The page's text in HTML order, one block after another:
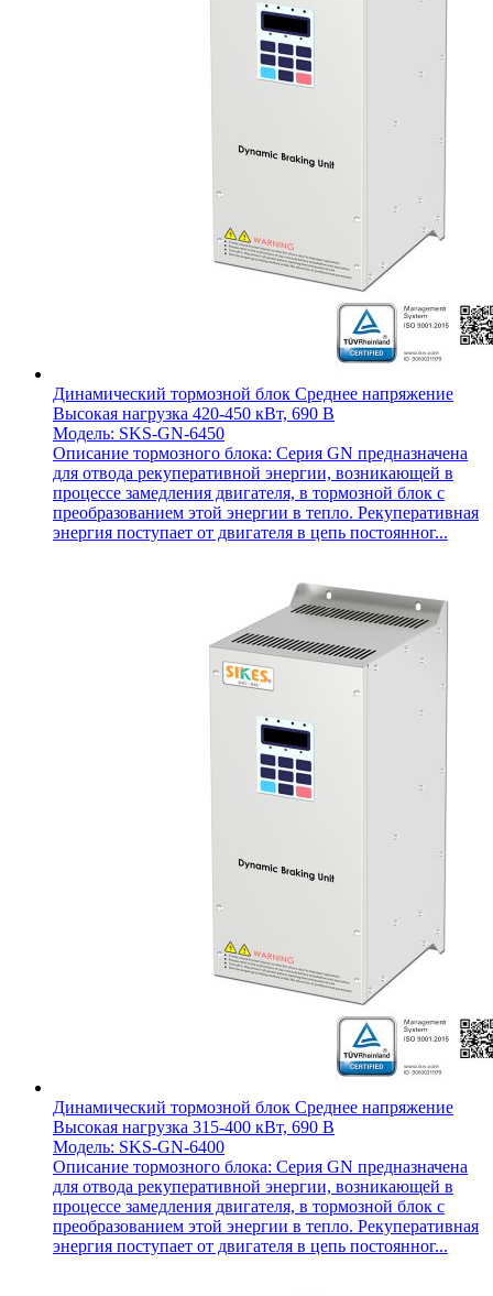
Динамический тормозной блок Среднее напряжение
Высокая нагрузка 420-450 кВт, 690 В
Модель: SKS-GN-6450
Описание тормозного блока: Серия GN предназначена
для отвода рекуперативной энергии, возникающей в
процессе замедления двигателя, в тормозной блок с
преобразованием этой энергии в тепло. Рекуперативная
энергия поступает от двигателя в цепь постоянног...
Динамический тормозной блок Среднее напряжение
Высокая нагрузка 315-400 кВт, 690 В
Модель: SKS-GN-6400
Описание тормозного блока: Серия GN предназначена
для отвода рекуперативной энергии, возникающей в
процессе замедления двигателя, в тормозной блок с
преобразованием этой энергии в тепло. Рекуперативная
энергия поступает от двигателя в цепь постоянног...